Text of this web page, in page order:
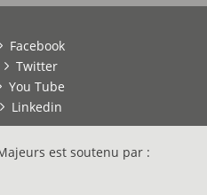
Facebook
Twitter
You Tube
Linkedin
est soutenu par :